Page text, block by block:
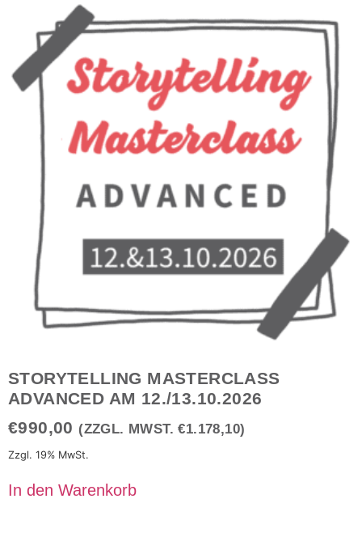
STORYTELLING MASTERCLASS
ADVANCED AM 12./13.10.2026
€990,00 (ZZGL. MWST.€1.178,10)
Zzgl. 19% MwSt.
In den Warenkorb